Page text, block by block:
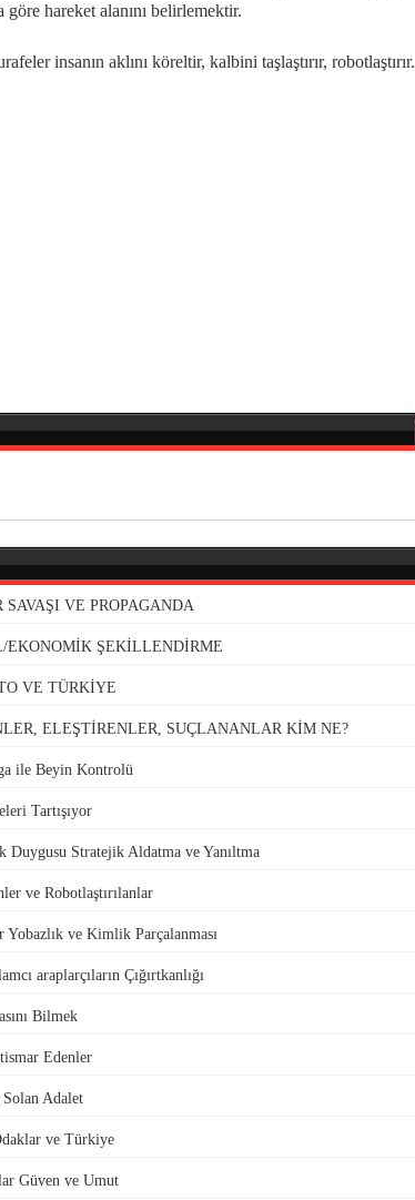
hareket alanını belirlemektir.
insanın aklını köreltir, kalbini taşlaştırır, robotlaştırır.
VE PROPAGANDA
EKONOMİK ŞEKİLLENDİRME
VE TÜRKİYE
ELEŞTİRENLER, SUÇLANANLAR KİM NE?
ile Beyin Kontrolü
Tartışıyor
Duygusu Stratejik Aldatma ve Yanıltma
ve Robotlaştırılanlar
Yobazlık ve Kimlik Parçalanması
araplarçıların Çığırtkanlığı
Bilmek
Edenler
Adalet
ve Türkiye
Güven ve Umut